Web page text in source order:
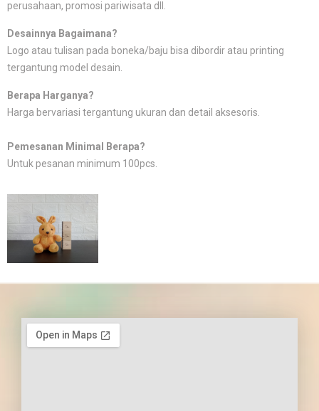
perusahaan, promosi pariwisata dll.
Desainnya Bagaimana?
Logo atau tulisan pada boneka/baju bisa dibordir atau printing
tergantung model desain.
Berapa Harganya?
Harga bervariasi tergantung ukuran dan detail aksesoris.
Pemesanan Minimal Berapa?
Untuk pesanan minimum 100pcs.